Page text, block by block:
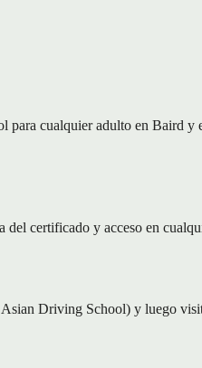
para cualquier adulto en Baird
certificado y acceso en
Driving School) y luego